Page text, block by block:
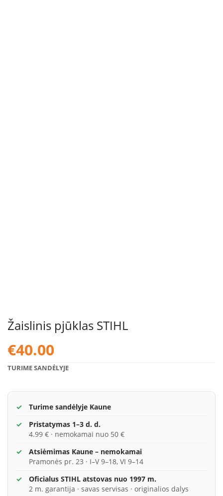
Žaislinis pjūklas STIHL
€40.00
TURIME SANDĖLYJE
Turime sandėlyje Kaune
Pristatymas 1–3 d. d.
4.99 € · nemokamai nuo 50 €
Atsiėmimas Kaune – nemokamai
Pramonės pr. 23 · I–V 9–18, VI 9–14
Oficialus STIHL atstovas nuo 1997 m.
2 m. garantija · savas servisas · originalios dalys